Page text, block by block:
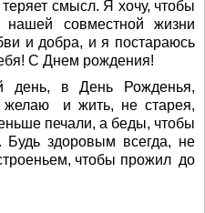
смысл. Я хочу, чтобы
совместной жизни
и добра, и я постараюсь
С Днем рождения!
день, в День Рожденья,
желаю и жить, не старея,
печали, а беды, чтобы
Будь здоровым всегда, не
чтобы прожил до